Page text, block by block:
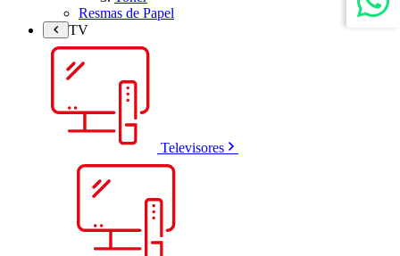
Resmas de Papel
TV
Televisores